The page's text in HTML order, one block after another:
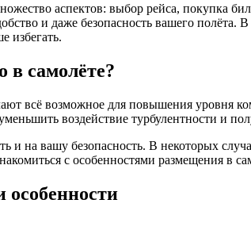
аспектов: выбор рейса, покупка
и даже безопасность вашего
избегать.
в самолёте?
всё возможное для повышения уровня
воздействие турбулентности и
на вашу безопасность. В некоторых
с особенностями размещения в